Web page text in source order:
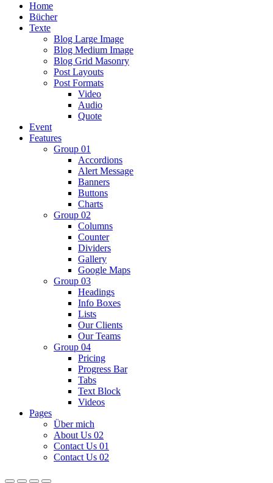
Home
Bücher
Texte
Blog Large Image
Blog Medium Image
Blog Grid Masonry
Post Layouts
Post Formats
Video
Audio
Quote
Event
Features
Group 01
Accordions
Alert Message
Banners
Buttons
Charts
Group 02
Columns
Counter
Dividers
Gallery
Google Maps
Group 03
Headings
Info Boxes
Lists
Our Clients
Our Teams
Group 04
Pricing
Progress Bar
Tabs
Text Block
Videos
Pages
Über mich
About Us 02
Contact Us 01
Contact Us 02